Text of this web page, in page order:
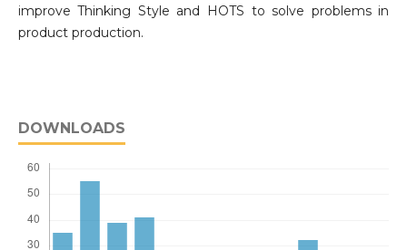
improve Thinking Style and HOTS to solve problems in
product production.
DOWNLOADS